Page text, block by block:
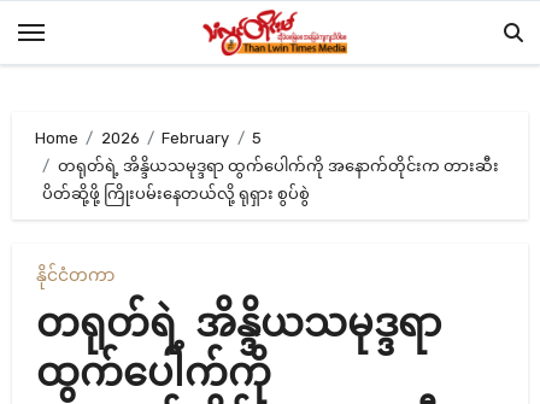
Home 2026 February
5
တရုတ်ရဲ့ အိန္ဒိယသမုဒ္ဒရာ ထွက်ပေါက်ကို အနောက်တိုင်းက တားဆီး
ပိတ်ဆို့ဖို့ ကြိုးပမ်းနေတယ်လို့ ရုရှား စွပ်စွဲ
နိုင်ငံတကာ
တရုတ်ရဲ့ အိန္ဒိယသမုဒ္ဒရာ
ထွက်ပေါက်ကို